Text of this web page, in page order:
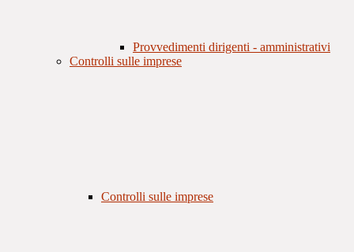
Provvedimenti dirigenti - amministrativi
Controlli sulle imprese
Controlli sulle imprese